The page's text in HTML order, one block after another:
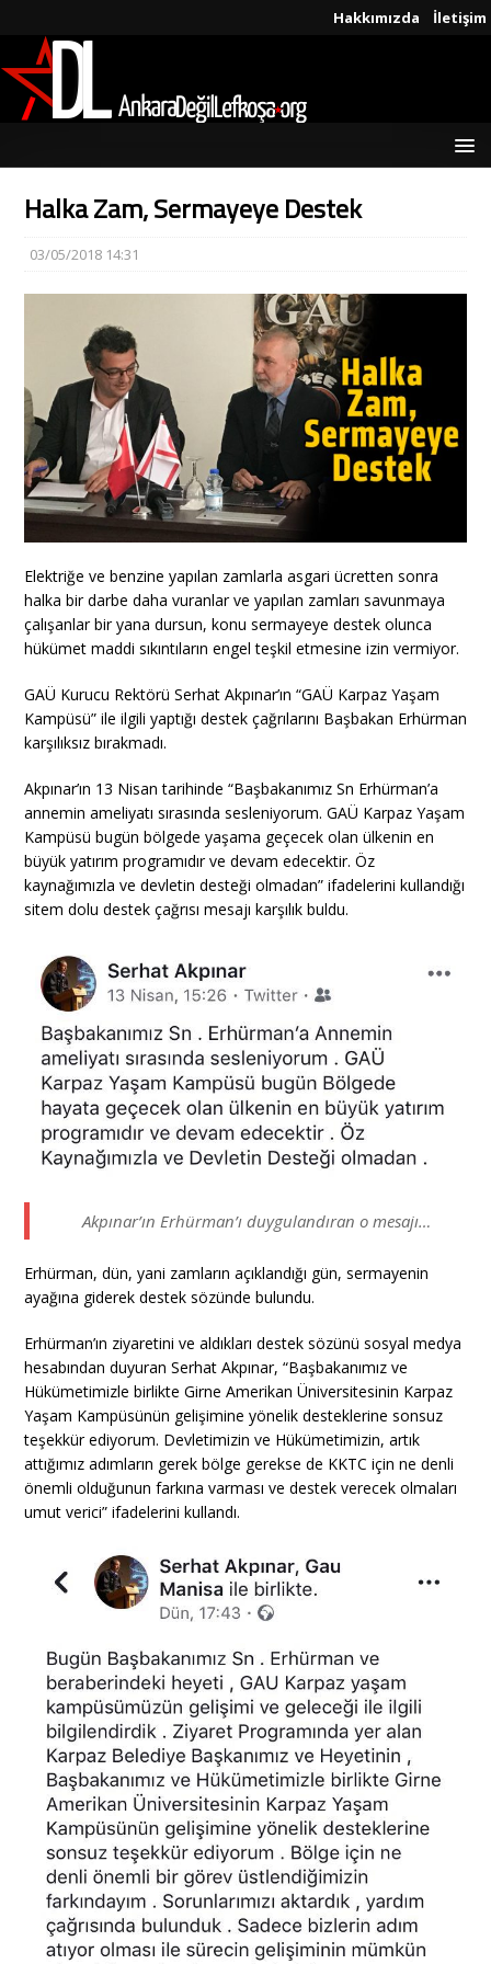
Hakkımızda İletişim
Halka Zam, Sermayeye Destek
03/05/2018 14:31
Elektriğe ve benzine yapılan zamlarla asgari ücretten sonra
halka bir darbe daha vuranlar ve yapılan zamları savunmaya
çalışanlar bir yana dursun, konu sermayeye destek olunca
hükümet maddi sıkıntıların engel teşkil etmesine izin vermiyor.
GAÜ Kurucu Rektörü Serhat Akpınar’ın “GAÜ Karpaz Yaşam
Kampüsü” ile ilgili yaptığı destek çağrılarını Başbakan Erhürman
karşılıksız bırakmadı.
Akpınar’ın 13 Nisan tarihinde “Başbakanımız Sn Erhürman’a
annemin ameliyatı sırasında sesleniyorum. GAÜ Karpaz Yaşam
Kampüsü bugün bölgede yaşama geçecek olan ülkenin en
büyük yatırım programıdır ve devam edecektir. Öz
kaynağımızla ve devletin desteği olmadan” ifadelerini kullandığı
sitem dolu destek çağrısı mesajı karşılık buldu.
Akpınar’ın Erhürman’ı duygulandıran o mesajı…
Erhürman, dün, yani zamların açıklandığı gün, sermayenin
ayağına giderek destek sözünde bulundu.
Erhürman’ın ziyaretini ve aldıkları destek sözünü sosyal medya
hesabından duyuran Serhat Akpınar, “Başbakanımız ve
Hükümetimizle birlikte Girne Amerikan Üniversitesinin Karpaz
Yaşam Kampüsünün gelişimine yönelik desteklerine sonsuz
teşekkür ediyorum. Devletimizin ve Hükümetimizin, artık
attığımız adımların gerek bölge gerekse de KKTC için ne denli
önemli olduğunun farkına varması ve destek verecek olmaları
umut verici” ifadelerini kullandı.